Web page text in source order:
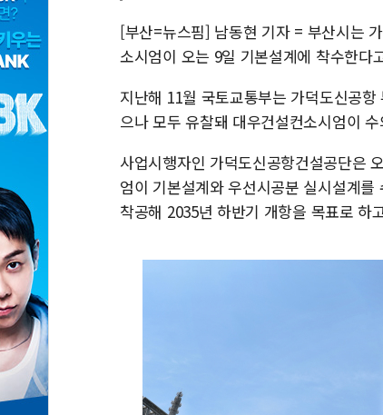
[부산=뉴스핌] 남동현 기자 = 부산시는
소시엄이 오는 9일 기본설계에 착수한다
지난해 11월 국토교통부는 가덕도신공
으나 모두 유찰돼 대우건설컨소시엄이
사업시행자인 가덕도신공항건설공단은
엄이 기본설계와 우선시공분 실시설계
착공해 2035년 하반기 개항을 목표로 하